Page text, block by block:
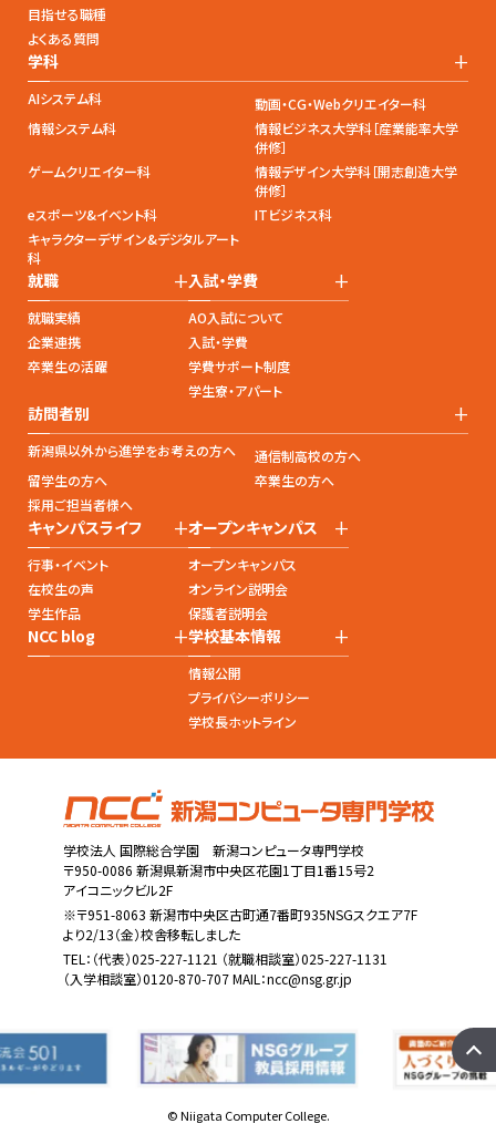
目指せる職種
よくある質問
学科 +
AIシステム科
動画・CG・Webクリエイター科
情報システム科
情報ビジネス大学科［産業能率大学
併修］
ゲームクリエイター科
情報デザイン大学科［開志創造大学
併修］
eスポーツ&イベント科
ITビジネス科
キャラクターデザイン&デジタルアート
科
就職 +
就職実績
企業連携
卒業生の活躍
入試・学費 +
AO入試について
入試・学費
学費サポート制度
学生寮・アパート
訪問者別 +
新潟県以外から進学をお考えの方へ
通信制高校の方へ
留学生の方へ
卒業生の方へ
採用ご担当者様へ
キャンパスライフ +
行事・イベント
在校生の声
学生作品
オープンキャンパス +
オープンキャンパス
オンライン説明会
保護者説明会
NCC blog +学校基本情報 +
情報公開
プライバシーポリシー
学校長ホットライン
学校法人 国際総合学園 新潟コンピュータ専門学校
〒950-0086 新潟県新潟市中央区花園1丁目1番15号2
アイコニックビル2F
※〒951-8063 新潟市中央区古町通7番町935NSGスクエア7F
より2/13（金）校舎移転しました
TEL： （代表）025-227-1121 （就職相談室）025-227-1131
（入学相談室）0120-870-707 MAIL：ncc@nsg.gr.jp
© Niigata Computer College.